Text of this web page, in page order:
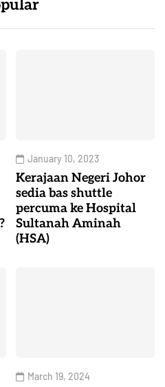
January 10, 2023
Kerajaan Negeri Johor
sedia bas shuttle
percuma ke Hospital
Sultanah Aminah
(HSA)
March 19, 2024